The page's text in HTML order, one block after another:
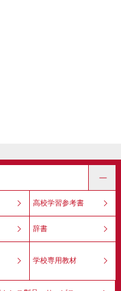
高校学習参考書
辞書
学校専用教材